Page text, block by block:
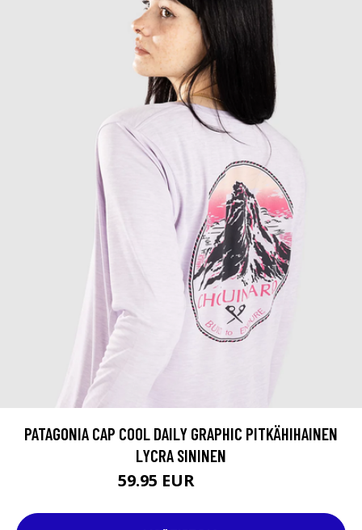
PATAGONIA CAP COOL DAILY GRAPHIC PITKÄHIHAINEN
LYCRA SININEN
59.95 EUR